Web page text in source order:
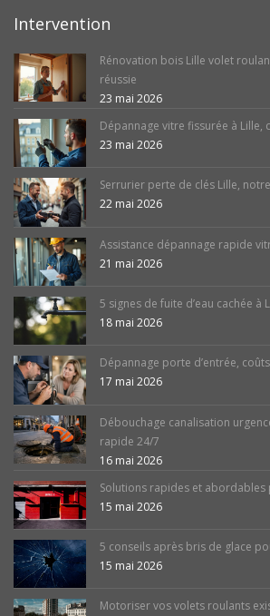
Intervention
Rénovation bois Lille volet
réussie
23 mai 2026
Dépannage vitre fissurée à Lille,
23 mai 2026
Serrurier perte de clés Lille,
22 mai 2026
Assistance dépannage rapide
21 mai 2026
5 signes de fuite d’eau cachée à
18 mai 2026
Dépannage porte d’entrée,
17 mai 2026
Débouchage canalisation
rapide 24/7
16 mai 2026
Solutions rapides et abordables
15 mai 2026
5 conseils après bris de glace
15 mai 2026
Motoriser vos volets roulants